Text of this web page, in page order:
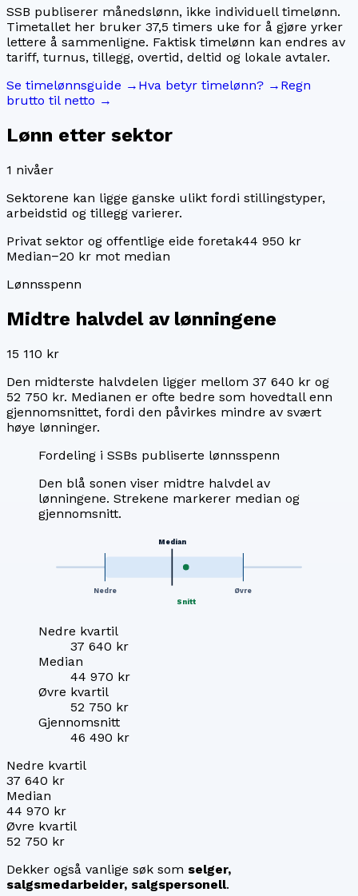
SSB publiserer månedslønn, ikke individuell timelønn.
Timetallet her bruker 37,5 timers uke for å gjøre yrker
lettere å sammenligne. Faktisk timelønn kan endres av
tariff, turnus, tillegg, overtid, deltid og lokale avtaler.
Se timelønnsguide → Hva betyr timelønn? → Regn
brutto til netto →
Lønn etter sektor
1 nivåer
Sektorene kan ligge ganske ulikt fordi stillingstyper,
arbeidstid og tillegg varierer.
Privat sektor og offentlige eide foretak44 950 kr
Median−20 kr mot median
Lønnsspenn
Midtre halvdel av lønningene
15 110 kr
Den midterste halvdelen ligger mellom 37 640 kr og
52 750 kr. Medianen er ofte bedre som hovedtall enn
gjennomsnittet, fordi den påvirkes mindre av svært
høye lønninger.
Fordeling i SSBs publiserte lønnsspenn
Den blå sonen viser midtre halvdel av
lønningene. Strekene markerer median og
gjennomsnitt.
Nedre
Median
Øvre
Snitt
Nedre kvartil
37 640 kr
Median
44 970 kr
Øvre kvartil
52 750 kr
Gjennomsnitt
46 490 kr
Nedre kvartil
37 640 kr
Median
44 970 kr
Øvre kvartil
52 750 kr
Dekker også vanlige søk som selger,
salgsmedarbeider, salgspersonell.